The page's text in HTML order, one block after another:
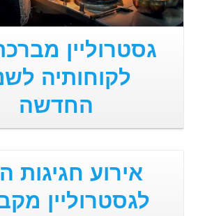
גסטרוליין
לקוחותיה
החדשה
לגסטרוליין